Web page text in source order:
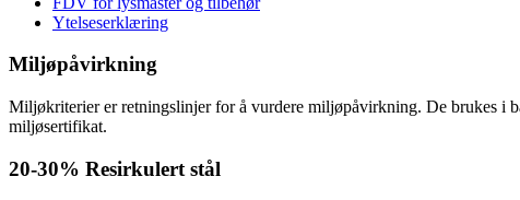
Ytelseserklæring
Miljøpåvirkning
Miljøkriterier er retningslinjer for å vurdere miljøpåvirkning. De brukes i
miljøsertifikat.
20-30% Resirkulert stål